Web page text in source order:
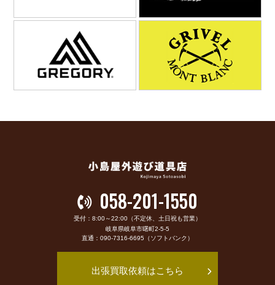
058-201-1550
受付：8:00～22:00（不定休、土日祝も営業）
岐阜県岐阜市曙町2-5-5
直通：090-7316-6695（ソフトバンク）
出張買取依頼はこちら